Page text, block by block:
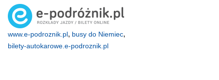
www.e-podroznik.pl, busy do Niemiec,
bilety-autokarowe.e-podroznik.pl